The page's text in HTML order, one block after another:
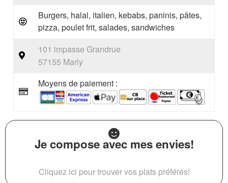
Burgers, halal, italien, kebabs, paninis, pâtes,
pizza, poulet frit, salades, sandwiches
101 impasse Grandrue
57155 Marly
Moyens de paiement :
Je compose avec mes envies!
Cliquez ici pour trouver vos plats préférés!